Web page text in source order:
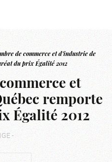
de commerce et d’industrie de
du prix Égalité 2012
et
remporte
Égalité 2012
-